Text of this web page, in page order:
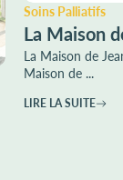
Soins Palliatifs
La Maison
La Maison de
Maison de ...
LIRE LA SUITE